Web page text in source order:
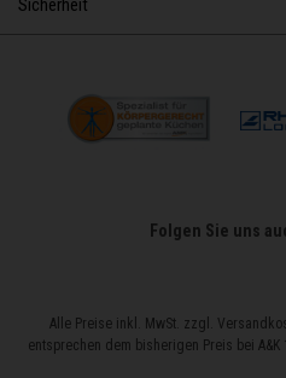
Sicherheit
Folgen Sie uns
Alle Preise inkl. MwSt. zzgl.
entsprechen dem bisherigen Preis bei A&K